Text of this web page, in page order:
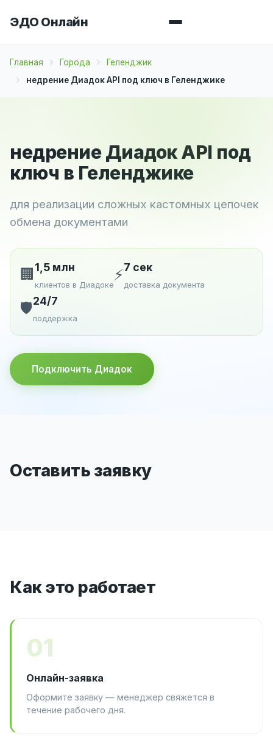
ЭДО Онлайн
Главная Города
Геленджик
недрение Диадок API под ключ в Геленджике
недрение Диадок API под
ключ в Геленджике
для реализации сложных кастомных цепочек
обмена документами
🏢 1,5 млн
клиентов в Диадоке
⚡7 сек
доставка документа
🛡️24/7
поддержка
Подключить Диадок
Оставить заявку
Как это работает
01
Онлайн-заявка
Оформите заявку — менеджер свяжется в
течение рабочего дня.